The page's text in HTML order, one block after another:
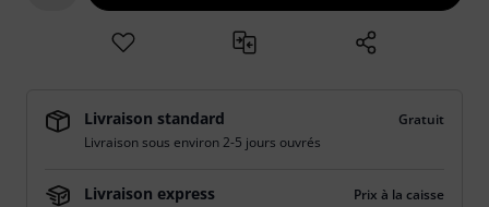
Livraison standard
Gratuit
Livraison sous environ 2-5 jours ouvrés
Livraison express
Prix à la caisse